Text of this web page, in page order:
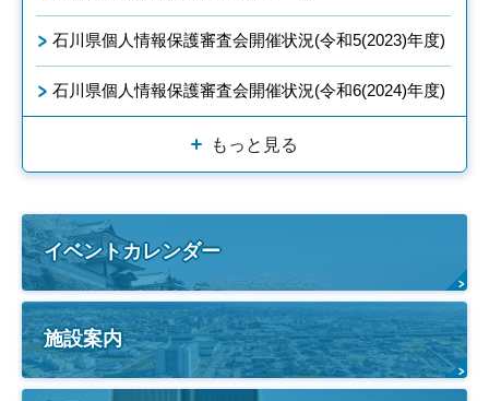
石川県個人情報保護審査会開催状況(令和5(2023)年度)
石川県個人情報保護審査会開催状況(令和6(2024)年度)
もっと見る
イベントカレンダー
施設案内